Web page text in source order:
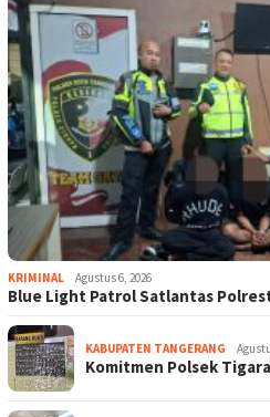
KRIMINAL Agustus 6, 2026
Blue Light Patrol Satlantas
KABUPATEN TANGERANG
Komitmen Polsek